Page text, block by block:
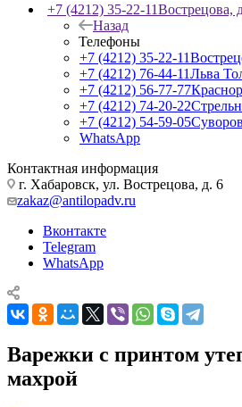
+7 (4212) 35-22-11Вострецова,
Назад
Телефоны
+7 (4212) 35-22-11
+7 (4212) 76-44-11Льва
+7 (4212) 56-77-77
+7 (4212) 74-20-22
+7 (4212) 54-59-05
WhatsApp
Контактная информация
г. Хабаровск, ул. Вострецова, д. 6
zakaz@antilopadv.ru
Вконтакте
Telegram
WhatsApp
Варежки с принтом
махрой